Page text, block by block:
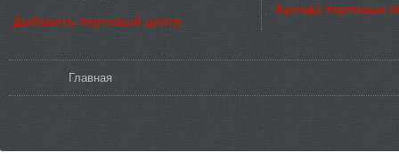
Добавить торговый центр
Аренда торговых
Главная